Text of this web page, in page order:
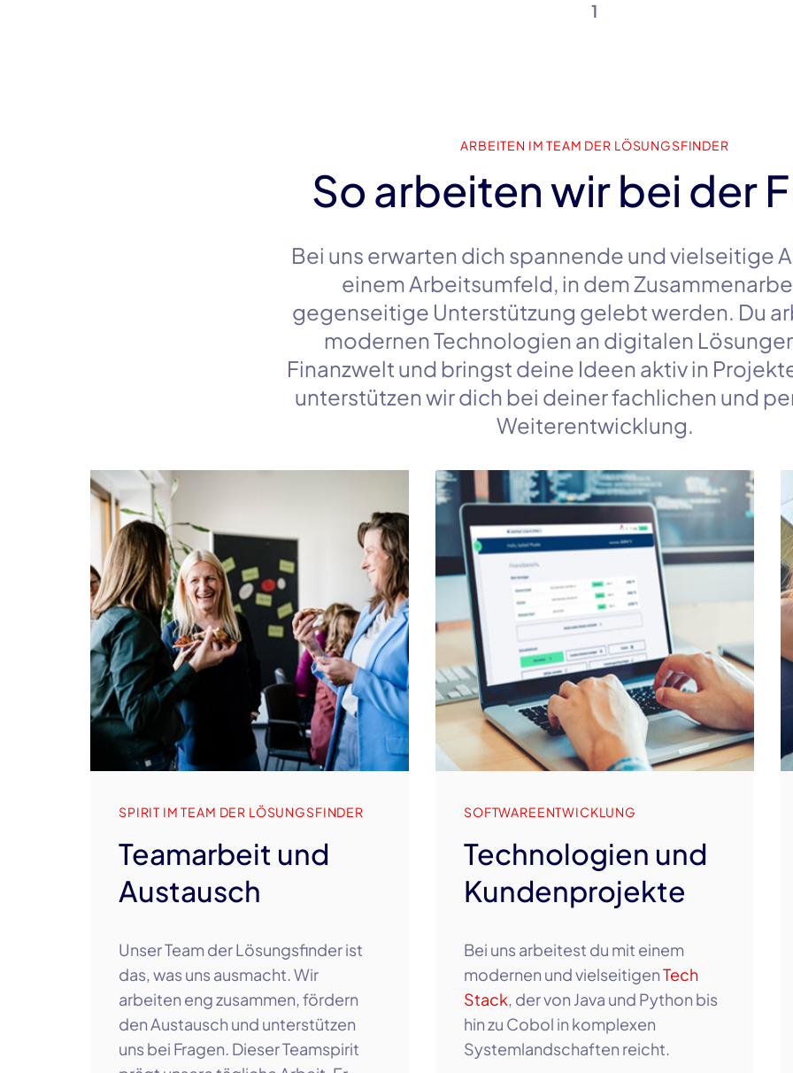
1
ARBEITEN IM TEAM DER LÖSUNGSFINDER
So arbeiten wir bei der
Bei uns erwarten dich spannende und vielseitige
einem Arbeitsumfeld, in dem
gegenseitige Unterstützung gelebt werden. Du
modernen Technologien an digitalen
Finanzwelt und bringst deine Ideen aktiv in
unterstützen wir dich bei deiner fachlichen und
Weiterentwicklung.
SPIRIT IM TEAM DER LÖSUNGSFINDER
Teamarbeit und
Austausch
Unser Team der Lösungsfinder ist
das, was uns ausmacht. Wir
arbeiten eng zusammen, fördern
den Austausch und unterstützen
uns bei Fragen. Dieser Teamspirit
SOFTWAREENTWICKLUNG
Technologien und
Kundenprojekte
Bei uns arbeitest du mit einem
modernen und vielseitigenTech
Stack, der von Java und Python bis
hin zu Cobol in komplexen
Systemlandschaften reicht.